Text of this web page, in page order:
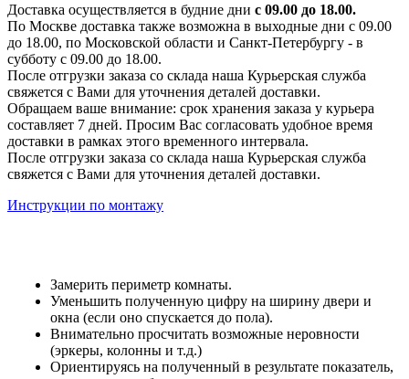
Доставка осуществляется в будние дни с 09.00 до 18.00.
По Москве доставка также возможна в выходные дни с 09.00
до 18.00, по Московской области и Санкт-Петербургу - в
субботу с 09.00 до 18.00.
После отгрузки заказа со склада наша Курьерская служба
свяжется с Вами для уточнения деталей доставки.
Обращаем ваше внимание: срок хранения заказа у курьера
составляет 7 дней. Просим Вас согласовать удобное время
доставки в рамках этого временного интервала.
После отгрузки заказа со склада наша Курьерская служба
свяжется с Вами для уточнения деталей доставки.
Инструкции по монтажу
Замерить периметр комнаты.
Уменьшить полученную цифру на ширину двери и
окна (если оно спускается до пола).
Внимательно просчитать возможные неровности
(эркеры, колонны и т.д.)
Ориентируясь на полученный в результате показатель,